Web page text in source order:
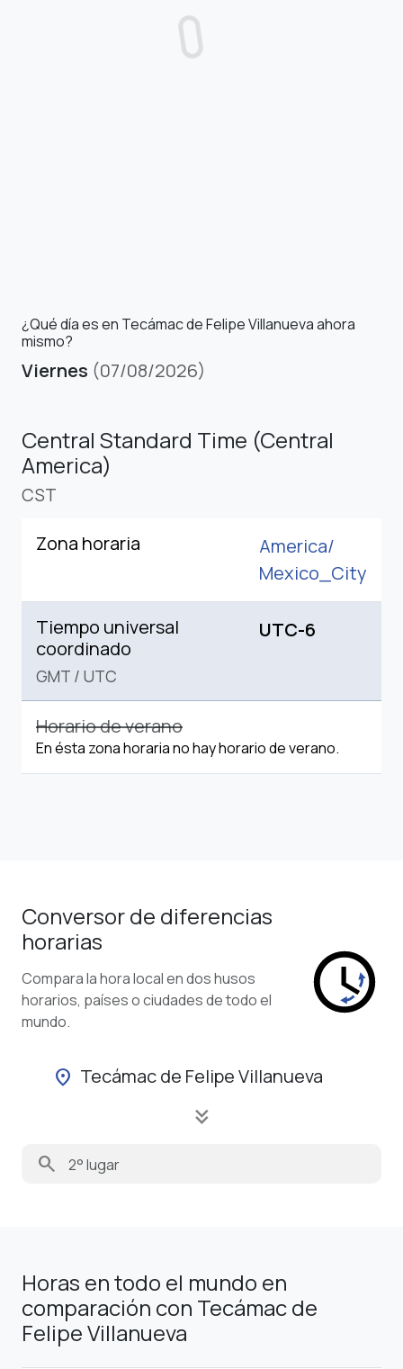
¿Qué día es en Tecámac de Felipe Villanueva ahora
mismo?
Viernes (07/08/2026)
Central Standard Time (Central
America)
CST
Zona horaria
America/
Mexico_City
Tiempo universal
coordinado
GMT / UTC
UTC-6
Horario de verano
En ésta zona horaria no hay horario de verano.
Conversor de diferencias
horarias
Compara la hora local en dos husos
horarios, países o ciudades de todo el
mundo.
location_on Tecámac de Felipe Villanueva
keyboard_double_arrow_down
search
Horas en todo el mundo en
comparación con Tecámac de
Felipe Villanueva